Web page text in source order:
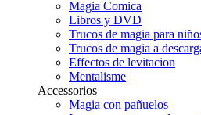
Magia Comica
Libros y DVD
Trucos de magia para
Trucos de magia a
Effectos de levitacion
Mentalisme
Accessorios
Magia con pañuelos